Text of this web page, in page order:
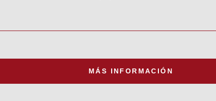
MÁS INFORMACIÓN